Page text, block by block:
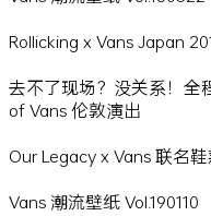
Rollicking x Vans Japan
去不了现场？没关系！全
of Vans 伦敦演出
Our Legacy x Vans 联名
Vans 潮流壁纸 Vol.190110